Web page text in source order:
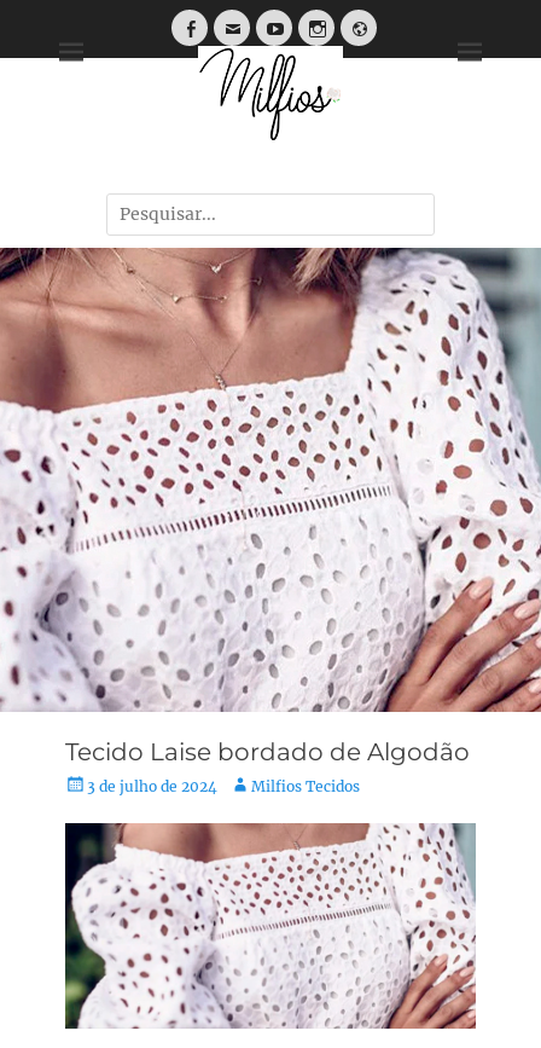
Tendências, Dicas e Guias de Tecidos
Tecido Laise bordado de Algodão
3 de julho de 2024 Milfios Tecidos